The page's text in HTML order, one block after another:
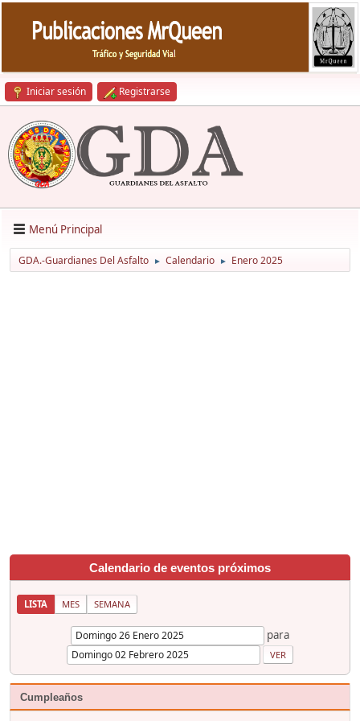
Iniciar sesión Registrarse
Menú Principal
GDA.-Guardianes Del Asfalto ► Calendario ► Enero 2025
Calendario de eventos próximos
LISTA MES SEMANA
para
Cumpleaños